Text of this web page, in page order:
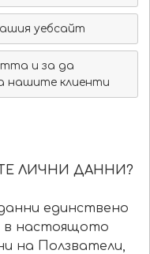
уебсайт
и за да
нашите клиенти
ЛИЧНИ ДАННИ?
единствено
в настоящото
на Ползватели,